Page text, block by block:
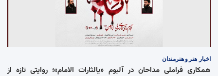
اخبار هنر و هنرمندان
همکاری فراملی مداحان در آلبوم «یالثارات الامام»؛ روایتی تازه از